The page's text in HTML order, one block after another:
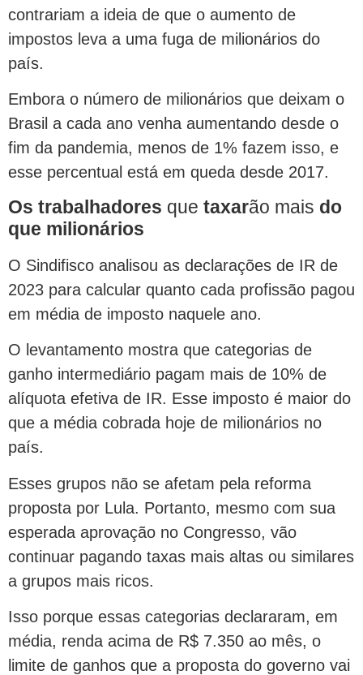
contrariam a ideia de que o aumento de
impostos leva a uma fuga de milionários do
país.
Embora o número de milionários que deixam o
Brasil a cada ano venha aumentando desde o
fim da pandemia, menos de 1% fazem isso, e
esse percentual está em queda desde 2017.
Os trabalhadores que taxarão mais do
que milionários
O Sindifisco analisou as declarações de IR de
2023 para calcular quanto cada profissão pagou
em média de imposto naquele ano.
O levantamento mostra que categorias de
ganho intermediário pagam mais de 10% de
alíquota efetiva de IR. Esse imposto é maior do
que a média cobrada hoje de milionários no
país.
Esses grupos não se afetam pela reforma
proposta por Lula. Portanto, mesmo com sua
esperada aprovação no Congresso, vão
continuar pagando taxas mais altas ou similares
a grupos mais ricos.
Isso porque essas categorias declararam, em
média, renda acima de R$ 7.350 ao mês, o
limite de ganhos que a proposta do governo vai